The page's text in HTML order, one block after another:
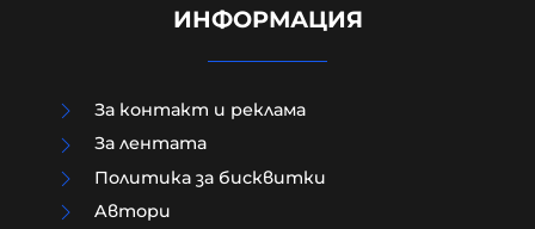
Радев: Дрон нахлу в българското
ИНФОРМАЦИЯ
За контакт и реклама
За лентата
Политика за бисквитки
Aвтори